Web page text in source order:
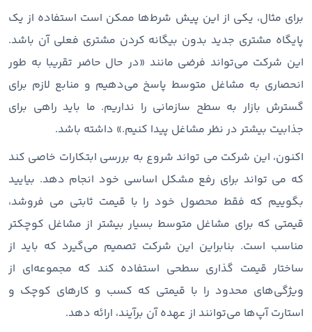
برای مثال، یکی از این پیش ‌شرط‌ها ممکن است استفاده از یک
پایگاه مشتری جدید بدون بیگانه کردن مشتری فعلی آن باشد.
این شرکت می‌تواند فرضی مانند «در حال حاضر تقریبا به طور
انحصاری به مشاغل متوسط پاسخ می‌دهیم و منابع لازم برای
گسترش بازار به سطح سازمانی را نداریم. ما باید راهی برای
جذابیت بیشتر در نظر مشاغل پیدا کنیم.» داشته باشد.
اکنون، این شرکت می تواند شروع به بررسی ابتکارات خاصی کند
که می تواند برای رفع مشکل اساسی خود انجام دهد. بیایید
بگوییم که فقط محصول خود را با قیمت ثابتی می فروشد،
قیمتی که برای مشاغل متوسط بسیار بیشتر از مشاغل کوچکتر
مناسب است. بنابراین این شرکت تصمیم می‌گیرد که باید از
ساختار قیمت‌ گذاری سطحی استفاده کند که مجموعه‌ای از
ویژگی‌های محدود را با قیمتی که کسب ‌و کارهای کوچک و
استارت‌ آپ‌ها می‌توانند از عهده آن برآیند، ارائه دهد.